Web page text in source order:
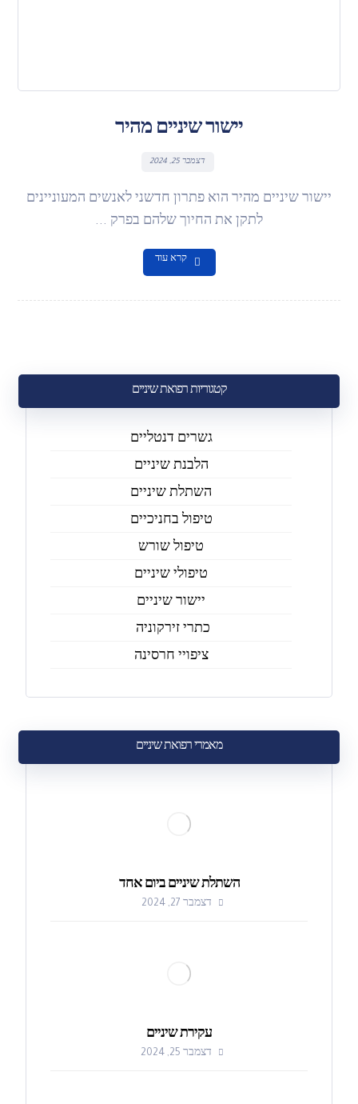
יישור שיניים מהיר
דצמבר 25, 2024
יישור שיניים מהיר הוא פתרון חדשני לאנשים המעוניינים
לתקן את החיוך שלהם בפרק ...
קרא עוד
קטגוריות רפואת שיניים
גשרים דנטליים
הלבנת שיניים
השתלת שיניים
טיפול בחניכיים
טיפול שורש
טיפולי שיניים
יישור שיניים
כתרי זירקוניה
ציפויי חרסינה
מאמרי רפואת שיניים
השתלת שיניים ביום אחד
דצמבר 27, 2024
עקירת שיניים
דצמבר 25, 2024